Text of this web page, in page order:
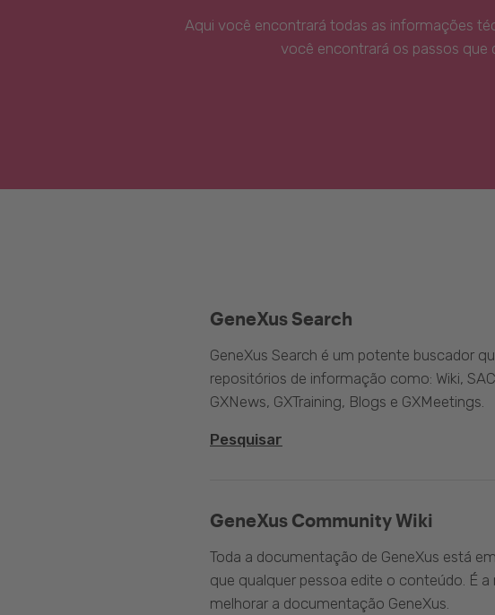
Aqui você encontrará todas as informações
você encontrará os passos que
GeneXus Community Wiki
Toda a documentação de GeneXus está
que qualquer pessoa edite o conteúdo. É
melhorar a documentação GeneXus.
GeneXus Search
GeneXus Search é um potente buscador
repositórios de informação como: Wiki,
GXNews, GXTraining, Blogs e GXMeetings.
Pesquisar